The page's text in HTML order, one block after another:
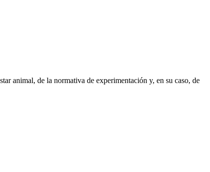
animal, de la normativa de experimentación y, en su caso, de